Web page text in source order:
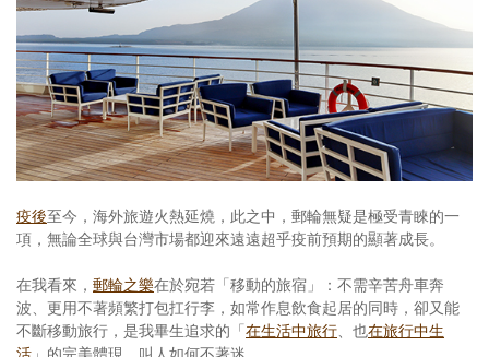
餐桌週記
享樂隨手拍
照相簿
影音區
創意出版服務
關於Yilan
個人著作
疫後至今，海外旅遊火熱延燒，此之中，郵輪無疑是極受青睞的一
項，無論全球與台灣市場都迎來遠遠超乎疫前預期的顯著成長。
在我看來， 郵輪之樂在於宛若「移動的旅宿」：不需辛苦舟車奔
波、更用不著頻繁打包扛行李，如常作息飲食起居的同時，卻又能
不斷移動旅行，是我畢生追求的「在生活中旅行、也在旅行中生